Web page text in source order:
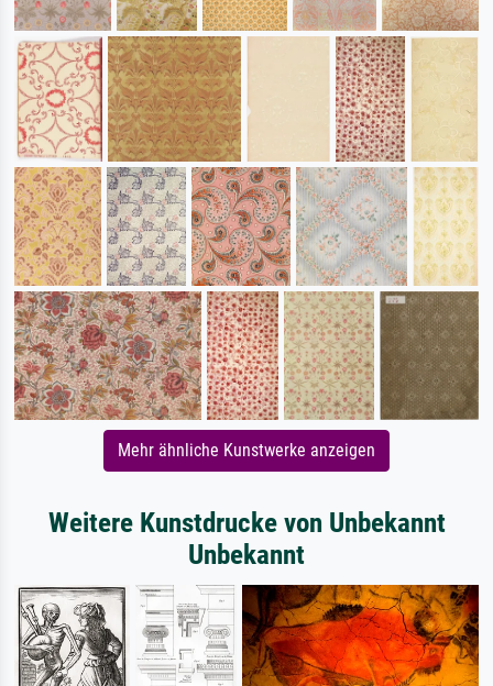
Mehr ähnliche Kunstwerke anzeigen
Weitere Kunstdrucke von Unbekannt
Unbekannt